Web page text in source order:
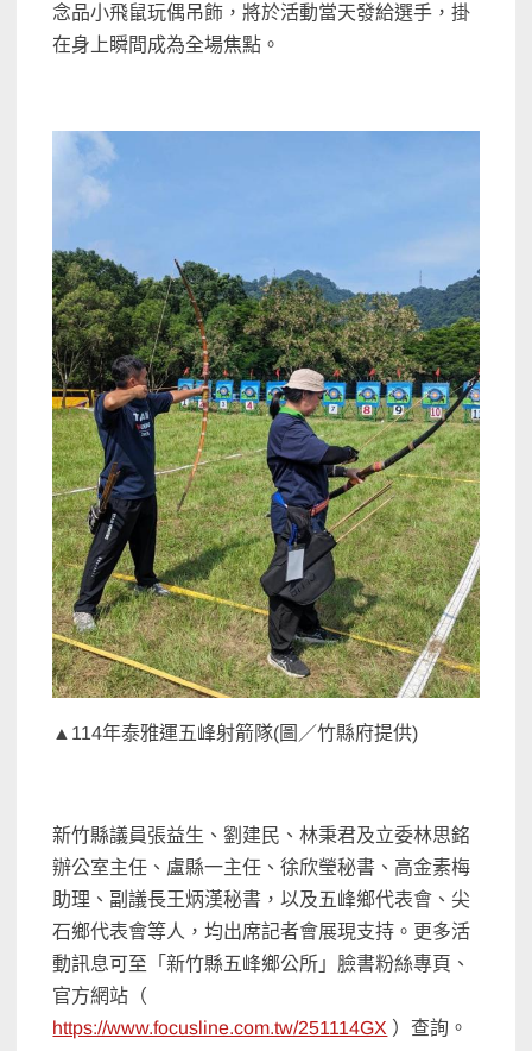
念品小飛鼠玩偶吊飾，將於活動當天發給選手，掛
在身上瞬間成為全場焦點。
▲114年泰雅運五峰射箭隊(圖／竹縣府提供)
新竹縣議員張益生、劉建民、林秉君及立委林思銘
辦公室主任、盧縣一主任、徐欣瑩秘書、高金素梅
助理、副議長王炳漢秘書，以及五峰鄉代表會、尖
石鄉代表會等人，均出席記者會展現支持。更多活
動訊息可至「新竹縣五峰鄉公所」臉書粉絲專頁、
官方網站（
https://www.focusline.com.tw/251114GX ）查詢。